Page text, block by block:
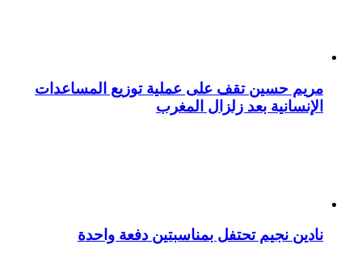
مريم حسين تقف على عملية توزيع المساعدات
الإنسانية بعد زلزال المغرب
نادين نجيم تحتفل بمناسبتين دفعة واحدة